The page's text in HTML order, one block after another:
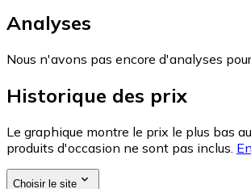
Analyses
Nous n'avons pas encore d'analyses
Historique des prix
Le graphique montre le prix le plus bas
produits d'occasion ne sont pas inclus.
Choisir le site